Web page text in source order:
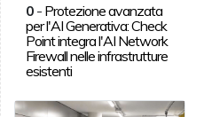
0- Protezione avanzata
per l'AI Generativa: Check
Point integra l'AI Network
Firewall nelle infrastrutture
esistenti